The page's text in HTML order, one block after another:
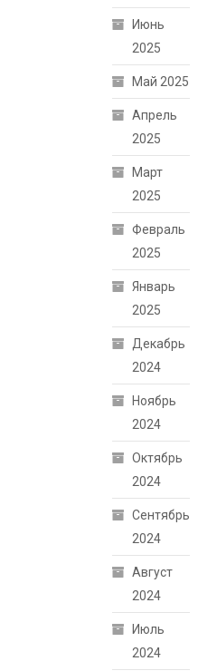
Июнь
2025
Май 2025
Апрель
2025
Март
2025
Февраль
2025
Январь
2025
Декабрь
2024
Ноябрь
2024
Октябрь
2024
Сентябрь
2024
Август
2024
Июль
2024